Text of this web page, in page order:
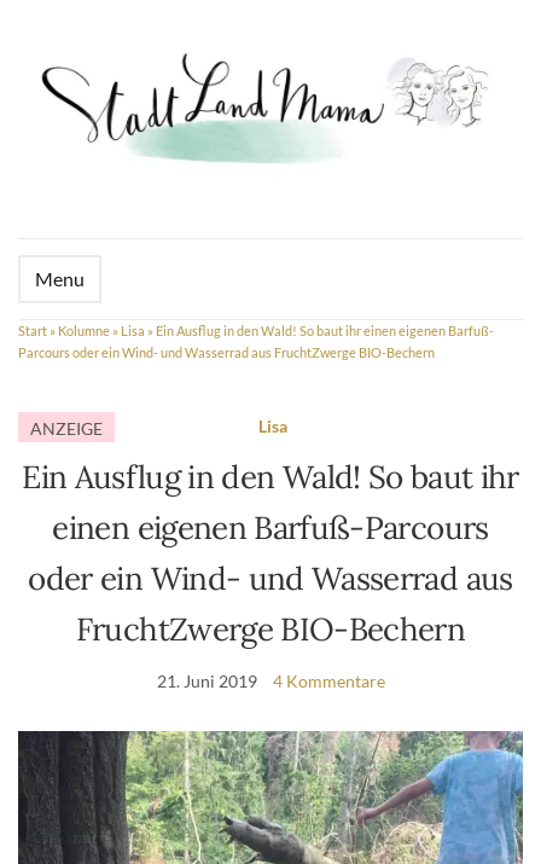
Menu
Start » Kolumne » Lisa » Ein Ausflug in den Wald! So baut ihr einen eigenen Barfuß-
Parcours oder ein Wind- und Wasserrad aus FruchtZwerge BIO-Bechern
ANZEIGE Lisa
Ein Ausflug in den Wald! So baut ihr
einen eigenen Barfuß-Parcours
oder ein Wind- und Wasserrad aus
FruchtZwerge BIO-Bechern
21. Juni 2019 4 Kommentare